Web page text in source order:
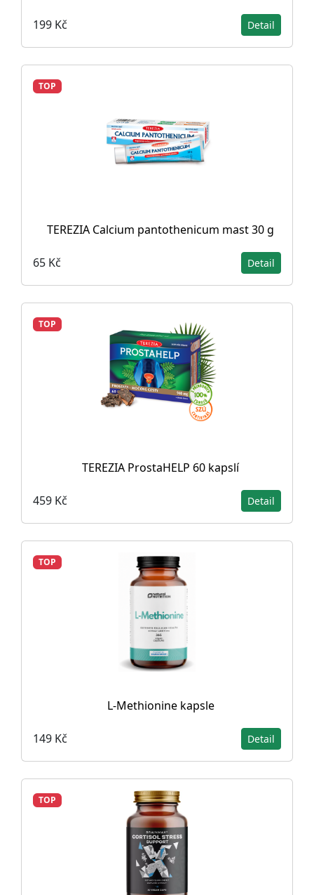
199 Kč Detail
TOP
TEREZIA Calcium pantothenicum mast 30 g
65 Kč Detail
TOP
TEREZIA ProstaHELP 60 kapslí
459 Kč Detail
TOP
L-Methionine kapsle
149 Kč Detail
TOP